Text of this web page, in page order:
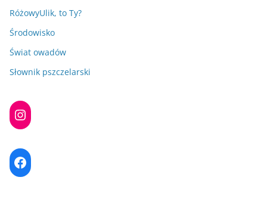
RóżowyUlik, to Ty?
Środowisko
Świat owadów
Słownik pszczelarski
Instagram
Facebook